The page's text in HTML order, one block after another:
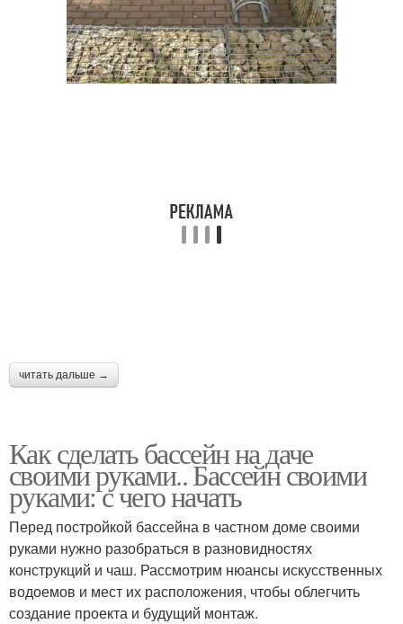
читать дальше →
Как сделать бассейн на даче
своими руками.. Бассейн своими
руками: с чего начать
Перед постройкой бассейна в частном доме своими
руками нужно разобраться в разновидностях
конструкций и чаш. Рассмотрим нюансы искусственных
водоемов и мест их расположения, чтобы облегчить
создание проекта и будущий монтаж.